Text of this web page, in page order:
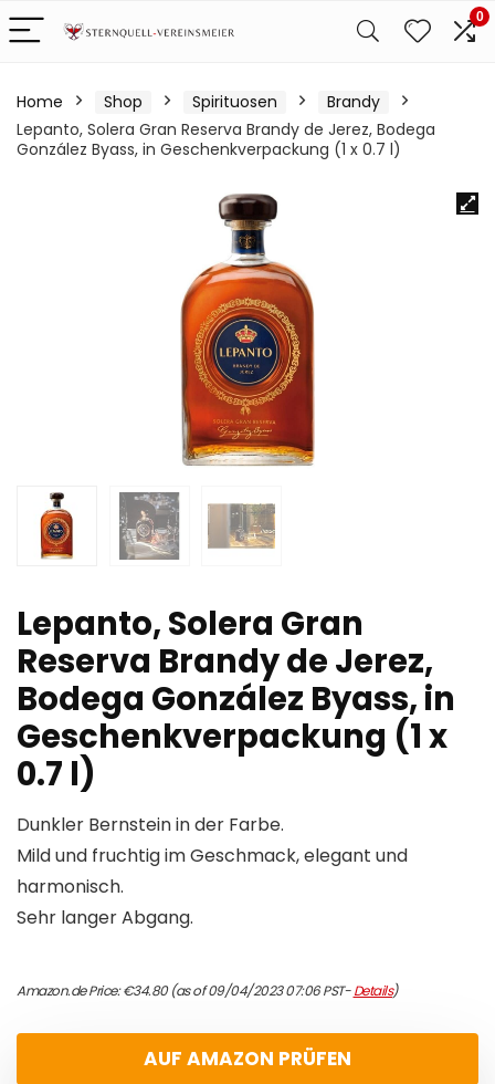
0
Home Shop Spirituosen
Brandy
Lepanto, Solera Gran Reserva Brandy de Jerez, Bodega
González Byass, in Geschenkverpackung (1 x 0.7 l)
Lepanto, Solera Gran
Reserva Brandy de Jerez,
Bodega González Byass, in
Geschenkverpackung (1 x
0.7 l)
Dunkler Bernstein in der Farbe.
Mild und fruchtig im Geschmack, elegant und
harmonisch.
Sehr langer Abgang.
Amazon.de Price:€34.80(as of 09/04/2023 07:06 PST-Details)
AUF AMAZON PRÜFEN